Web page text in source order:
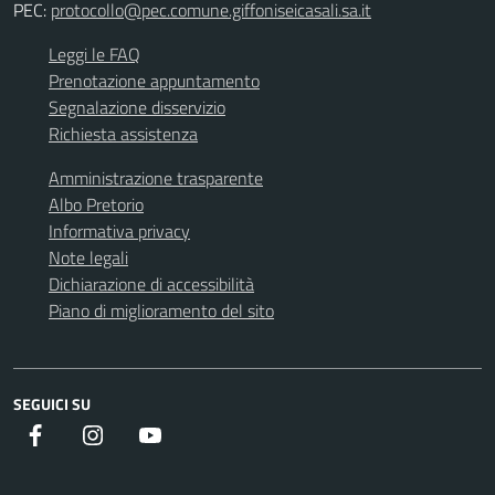
PEC: protocollo@pec.comune.giffoniseicasali.sa.it
Leggi le FAQ
Prenotazione appuntamento
Segnalazione disservizio
Richiesta assistenza
Amministrazione trasparente
Albo Pretorio
Informativa privacy
Note legali
Dichiarazione di accessibilità
Piano di miglioramento del sito
SEGUICI SU
Facebook instagram